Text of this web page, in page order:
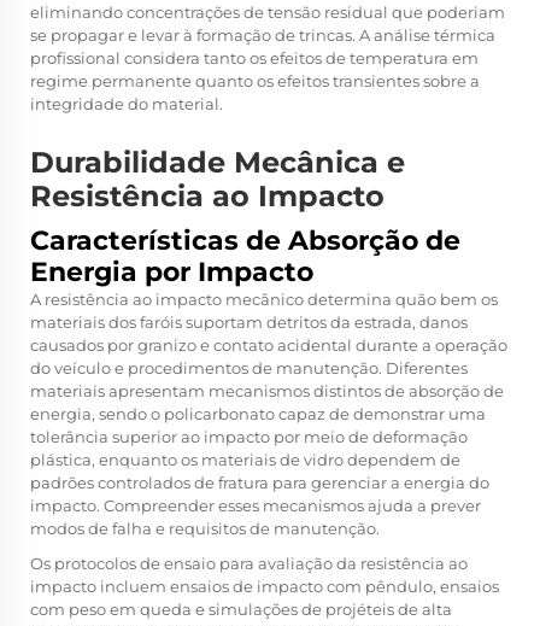
eliminando concentrações de tensão residual que poderiam
se propagar e levar à formação de trincas. A análise térmica
profissional considera tanto os efeitos de temperatura em
regime permanente quanto os efeitos transientes sobre a
integridade do material.
Durabilidade Mecânica e
Resistência ao Impacto
Características de Absorção de
Energia por Impacto
A resistência ao impacto mecânico determina quão bem os
materiais dos faróis suportam detritos da estrada, danos
causados por granizo e contato acidental durante a operação
do veículo e procedimentos de manutenção. Diferentes
materiais apresentam mecanismos distintos de absorção de
energia, sendo o policarbonato capaz de demonstrar uma
tolerância superior ao impacto por meio de deformação
plástica, enquanto os materiais de vidro dependem de
padrões controlados de fratura para gerenciar a energia do
impacto. Compreender esses mecanismos ajuda a prever
modos de falha e requisitos de manutenção.
Os protocolos de ensaio para avaliação da resistência ao
impacto incluem ensaios de impacto com pêndulo, ensaios
com peso em queda e simulações de projéteis de alta